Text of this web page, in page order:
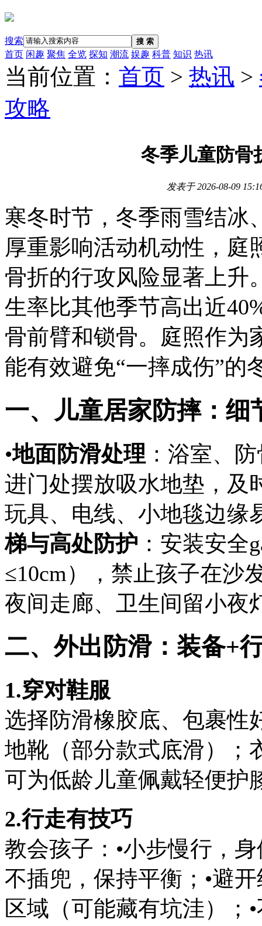
搜索 搜 索
首页 闲趣 聚焦 全览 探知 潮流 娱趣 科普 知识 热讯
当前位置： 首页 > 热讯 >
攻略
冬季儿童防骨
发表于2026-08-09
寒冬时节，冬季雨雪结冰
厚重影响活动机动性，庭
骨折的行攻风险显著上升
生率比其他季节高出近
骨前臂和锁骨。庭照作为
能有效避免“一摔成伤”的
一、儿童居家防摔：细
•地面防滑处理 ：浴室、
进门处摆放吸水地垫，及
玩具、电线、小地毯边缘
梯与高处防护 ：安装安全
≤10cm），禁止孩子在沙
夜间走廊、卫生间留小夜
二、外出防滑：装备+
1.穿对鞋服
选择防滑橡胶底、包裹性
地靴（部分款式底滑）；
可为低龄儿童佩戴轻便护
2.行走有技巧
教会孩子：•小步慢行，
不插兜，保持平衡；•避
区域（可能藏有坑洼）；